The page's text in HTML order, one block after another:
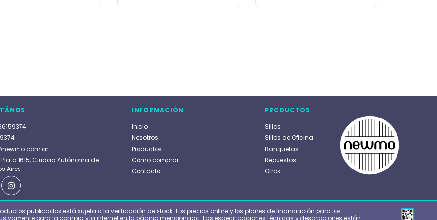
Plata 1615, Ciudad Autónoma de
Aires
INFORMACIÓN
Inicio
Nosotros
Productos
Cómo comprar
Contacto
PRODUCTOS
Sillas
Sillas de Oficina
Banquetas
Repuestos
Otros
publicados está sujeta a la verificación de stock. Los precios online y los planes de financiación para los
para la compra vía internet en la página mencionada. Las especificaciones técnicas y descripciones están